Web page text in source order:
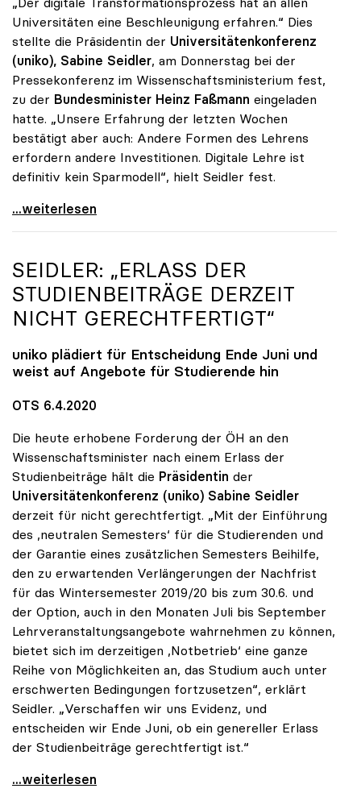
Universitäten eine Beschleunigung erfahren.“ Dies
stellte die Präsidentin der Universitätenkonferenz
(uniko), Sabine Seidler, am Donnerstag bei der
Pressekonferenz im Wissenschaftsministerium fest,
zu der Bundesminister Heinz Faßmann eingeladen
hatte. „Unsere Erfahrung der letzten Wochen
bestätigt aber auch: Andere Formen des Lehrens
erfordern andere Investitionen. Digitale Lehre ist
definitiv kein Sparmodell“, hielt Seidler fest.
uniko-Präsidentin Seidler: „Digitale Lehre ist
...weiterlesen
SEIDLER: „ERLASS DER
STUDIENBEITRÄGE DERZEIT
NICHT GERECHTFERTIGT“
uniko plädiert für Entscheidung Ende Juni und
weist auf Angebote für Studierende hin
OTS 6.4.2020
Die heute erhobene Forderung der ÖH an den
Wissenschaftsminister nach einem Erlass der
Studienbeiträge hält die Präsidentin der
Universitätenkonferenz (uniko) Sabine Seidler
derzeit für nicht gerechtfertigt. „Mit der Einführung
des ,neutralen Semesters‘ für die Studierenden und
der Garantie eines zusätzlichen Semesters Beihilfe,
den zu erwartenden Verlängerungen der Nachfrist
für das Wintersemester 2019/20 bis zum 30.6. und
der Option, auch in den Monaten Juli bis September
Lehrveranstaltungsangebote wahrnehmen zu können,
bietet sich im derzeitigen ,Notbetrieb‘ eine ganze
Reihe von Möglichkeiten an, das Studium auch unter
erschwerten Bedingungen fortzusetzen“, erklärt
Seidler. „Verschaffen wir uns Evidenz, und
entscheiden wir Ende Juni, ob ein genereller Erlass
der Studienbeiträge gerechtfertigt ist.“
Seidler: „Erlass der Studienbeiträge derzeit nicht
...weiterlesen